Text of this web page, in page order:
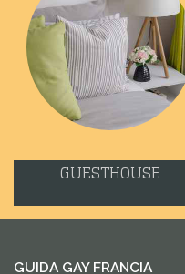
GUESTHOUSE
GUIDA GAY FRANCIA